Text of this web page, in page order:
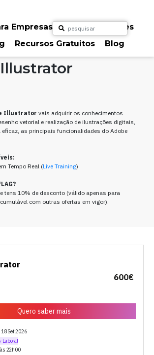
Empresas
Para Particulares
Recursos Gratuitos Blog
Design Gráfico
Illustrator vais adquirir os conhecimentos
vetorial e realização de ilustrações digitais,
as principais funcionalidades do Adobe
Tempo Real (Live Training)
tens 10% de desconto (válido apenas para
com outras ofertas em vigor).
600€
Quero saber mais
18 Set 2026
Laboral
22h00